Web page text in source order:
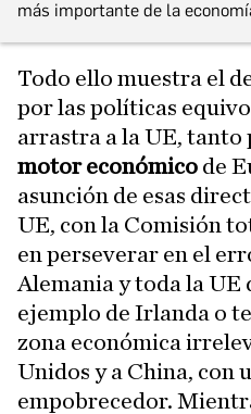
más importante de la
Todo ello muestra el
por las políticas
arrastra a la UE, tanto
motor económico de
asunción de esas
UE, con la Comisión
en perseverar en el
Alemania y toda la UE
ejemplo de Irlanda o
zona económica
Unidos y a China, con
empobrecedor.